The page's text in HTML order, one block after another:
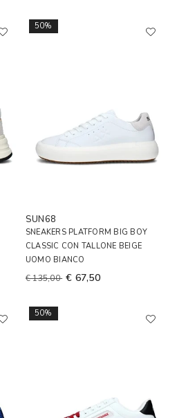
50%
SUN68
SNEAKERS PLATFORM BIG BOY
CLASSIC CON TALLONE BEIGE
UOMO BIANCO
€ 135,00 € 67,50
50%